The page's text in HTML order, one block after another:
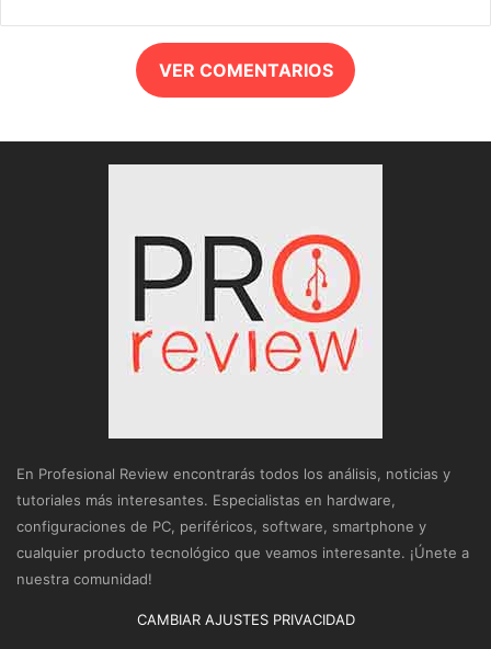
VER COMENTARIOS
En Profesional Review encontrarás todos los análisis, noticias y
tutoriales más interesantes. Especialistas en hardware,
configuraciones de PC, periféricos, software, smartphone y
cualquier producto tecnológico que veamos interesante. ¡Únete a
nuestra comunidad!
CAMBIAR AJUSTES PRIVACIDAD